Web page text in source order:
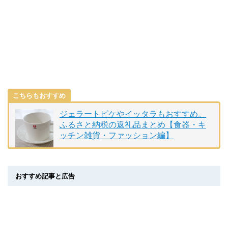
こちらもおすすめ
ジェラートピケやイッタラもおすすめ。
ふるさと納税の返礼品まとめ【食器・キ
ッチン雑貨・ファッション編】
おすすめ記事と広告